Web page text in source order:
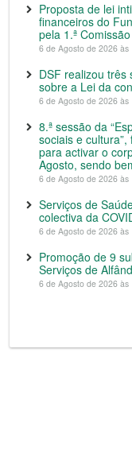
Proposta de lei
financeiros do
pela 1.ª
6 de Agosto de 2026 às
DSF realizou três
sobre a Lei da
6 de Agosto de 2026 às
8.ª sessão da
sociais e
para activar o
Agosto, sendo
6 de Agosto de 2026 às
Serviços de
colectiva da
6 de Agosto de 2026 às
Promoção de 9
Serviços de
6 de Agosto de 2026 às